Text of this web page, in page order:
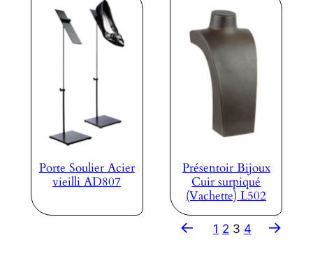
Porte Soulier Acier
vieilli AD807
Présentoir Bijoux
Cuir surpiqué
(Vachette) L502
← 1 2 3 4 →